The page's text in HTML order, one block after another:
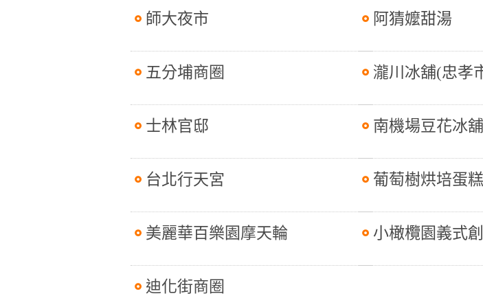
師大夜市
五分埔商圈
士林官邸
台北行天宮
美麗華百樂園摩天輪
迪化街商圈
阿猜嬤甜湯
瀧川冰舖(忠孝
南機場豆花冰舖
葡萄樹烘培蛋
小橄欖園義式